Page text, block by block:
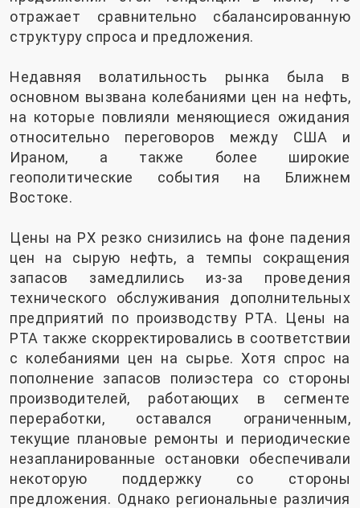
отражает сравнительно сбалансированную
структуру спроса и предложения.
Недавняя волатильность рынка была в
основном вызвана колебаниями цен на нефть,
на которые повлияли меняющиеся ожидания
относительно переговоров между США и
Ираном, а также более широкие
геополитические события на Ближнем
Востоке.
Цены на PX резко снизились на фоне падения
цен на сырую нефть, а темпы сокращения
запасов замедлились из-за проведения
технического обслуживания дополнительных
предприятий по производству PTA. Цены на
PTA также скорректировались в соответствии
с колебаниями цен на сырье. Хотя спрос на
пополнение запасов полиэстера со стороны
производителей, работающих в сегменте
переработки, оставался ограниченным,
текущие плановые ремонты и периодические
незапланированные остановки обеспечивали
некоторую поддержку со стороны
предложения. Однако региональные различия